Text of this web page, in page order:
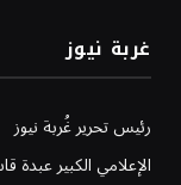
غربة نيوز
رئيس تحرير غُربة نيوز
الإعلامي الكبير